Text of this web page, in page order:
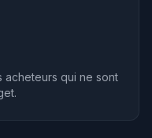
qui ne sont